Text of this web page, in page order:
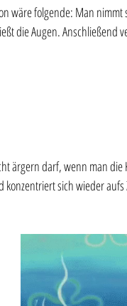
wäre folgende: Man
die Augen. Anschließend
ärgern darf, wenn man
konzentriert sich wieder aufs